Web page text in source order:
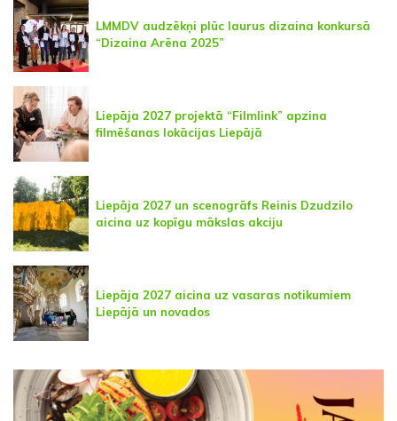
LMMDV audzēkņi plūc laurus dizaina konkursā
“Dizaina Arēna 2025”
Liepāja 2027 projektā “Filmlink” apzina
filmēšanas lokācijas Liepājā
Liepāja 2027 un scenogrāfs Reinis Dzudzilo
aicina uz kopīgu mākslas akciju
Liepāja 2027 aicina uz vasaras notikumiem
Liepājā un novados